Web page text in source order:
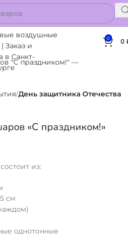
0 0
День защитника Отечества
«С праздником!»
из:
см
однотонные